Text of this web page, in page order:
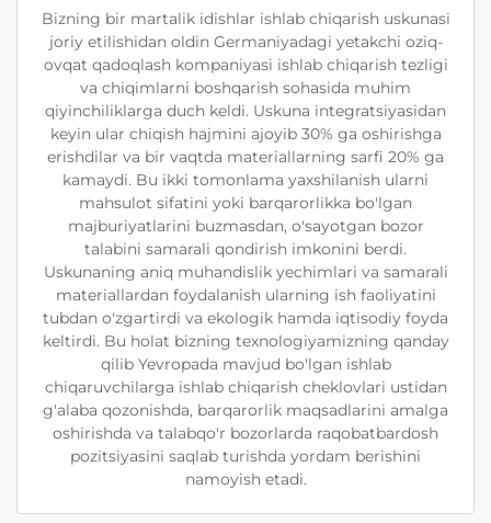
Bizning bir martalik idishlar ishlab chiqarish uskunasi
joriy etilishidan oldin Germaniyadagi yetakchi oziq-
ovqat qadoqlash kompaniyasi ishlab chiqarish tezligi
va chiqimlarni boshqarish sohasida muhim
qiyinchiliklarga duch keldi. Uskuna integratsiyasidan
keyin ular chiqish hajmini ajoyib 30% ga oshirishga
erishdilar va bir vaqtda materiallarning sarfi 20% ga
kamaydi. Bu ikki tomonlama yaxshilanish ularni
mahsulot sifatini yoki barqarorlikka bo'lgan
majburiyatlarini buzmasdan, o'sayotgan bozor
talabini samarali qondirish imkonini berdi.
Uskunaning aniq muhandislik yechimlari va samarali
materiallardan foydalanish ularning ish faoliyatini
tubdan o'zgartirdi va ekologik hamda iqtisodiy foyda
keltirdi. Bu holat bizning texnologiyamizning qanday
qilib Yevropada mavjud bo'lgan ishlab
chiqaruvchilarga ishlab chiqarish cheklovlari ustidan
g'alaba qozonishda, barqarorlik maqsadlarini amalga
oshirishda va talabqo'r bozorlarda raqobatbardosh
pozitsiyasini saqlab turishda yordam berishini
namoyish etadi.